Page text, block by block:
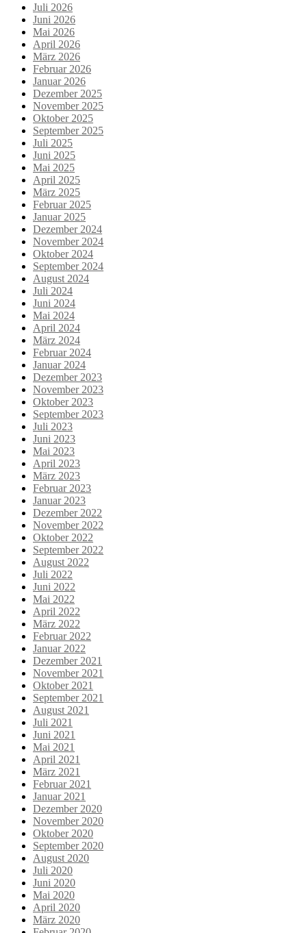
Juli 2026
Juni 2026
Mai 2026
April 2026
März 2026
Februar 2026
Januar 2026
Dezember 2025
November 2025
Oktober 2025
September 2025
Juli 2025
Juni 2025
Mai 2025
April 2025
März 2025
Februar 2025
Januar 2025
Dezember 2024
November 2024
Oktober 2024
September 2024
August 2024
Juli 2024
Juni 2024
Mai 2024
April 2024
März 2024
Februar 2024
Januar 2024
Dezember 2023
November 2023
Oktober 2023
September 2023
Juli 2023
Juni 2023
Mai 2023
April 2023
März 2023
Februar 2023
Januar 2023
Dezember 2022
November 2022
Oktober 2022
September 2022
August 2022
Juli 2022
Juni 2022
Mai 2022
April 2022
März 2022
Februar 2022
Januar 2022
Dezember 2021
November 2021
Oktober 2021
September 2021
August 2021
Juli 2021
Juni 2021
Mai 2021
April 2021
März 2021
Februar 2021
Januar 2021
Dezember 2020
November 2020
Oktober 2020
September 2020
August 2020
Juli 2020
Juni 2020
Mai 2020
April 2020
März 2020